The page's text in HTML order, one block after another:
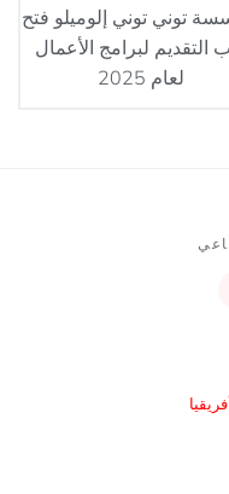
توني توني إلوميلو فتح
التقديم لبرامج الأعمال
لعام 2025